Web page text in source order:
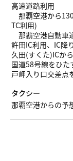
高速道路利用
那覇空港から
TC利用)
那覇空港自動車
許田IC利用、IC降
久田(すくた)ICか
国道58号線をひた
戸岬入り口交差点
タクシー
那覇空港からの予